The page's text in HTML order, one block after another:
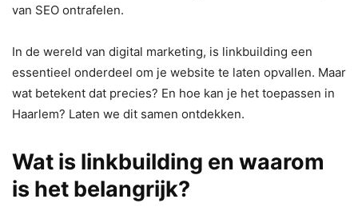
van SEO ontrafelen.
In de wereld van digital marketing, is linkbuilding een
essentieel onderdeel om je website te laten opvallen. Maar
wat betekent dat precies? En hoe kan je het toepassen in
Haarlem? Laten we dit samen ontdekken.
Wat is linkbuilding en waarom
is het belangrijk?